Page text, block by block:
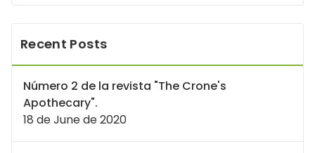
Recent Posts
Número 2 de la revista "The Crone's
Apothecary".
18 de June de 2020